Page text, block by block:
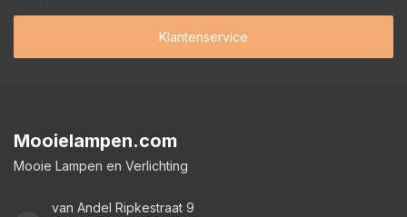
Klantenservice
Mooielampen.com
Mooie Lampen en Verlichting
van Andel Ripkestraat 9